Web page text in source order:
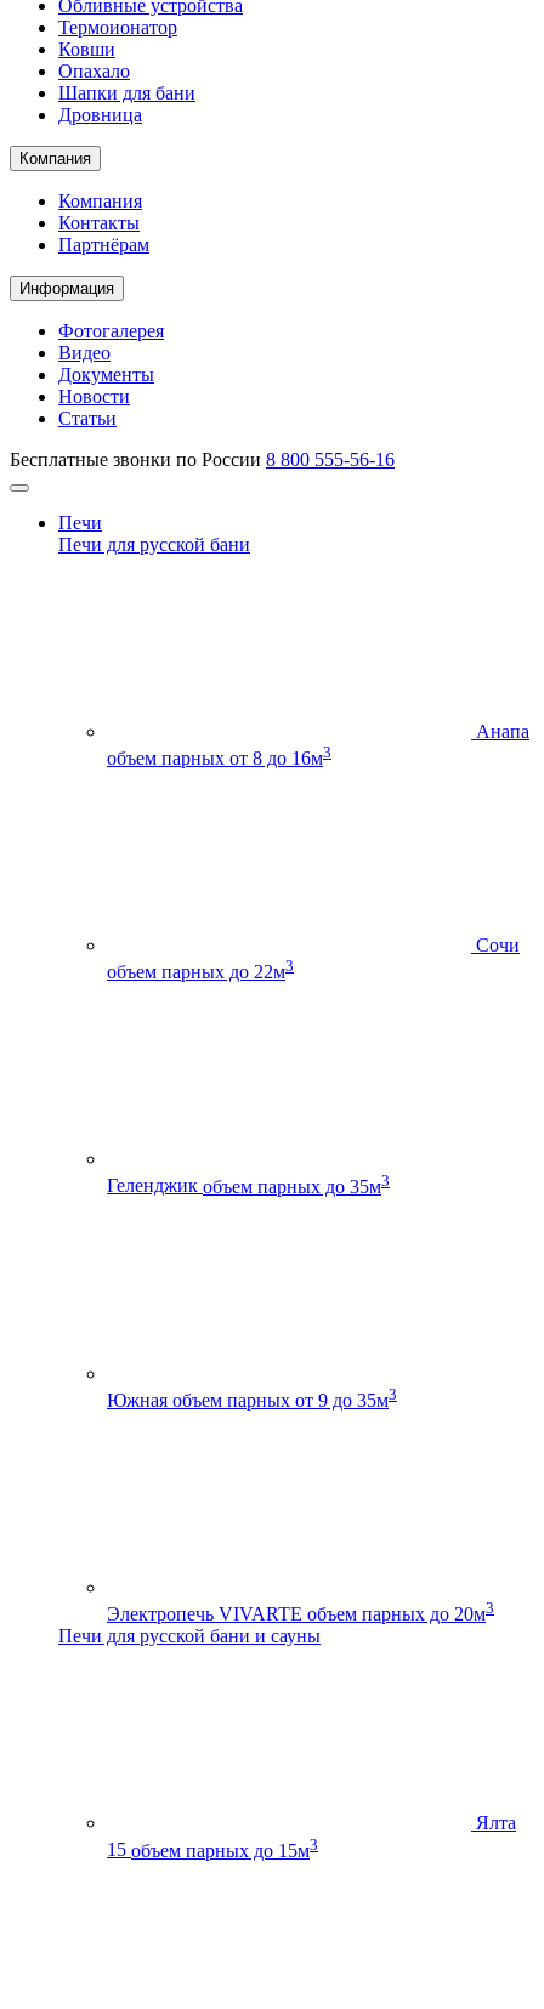
Обливные устройства
Термоионатор
Ковши
Опахало
Шапки для бани
Дровница
Компания
Компания
Контакты
Партнёрам
Информация
Фотогалерея
Видео
Документы
Новости
Статьи
Бесплатные звонки по России 8 800 555-56-16
Печи
Печи для русской бани
Анапа
объем парных от 8 до 16м3
Сочи
объем парных до 22м3
Геленджик объем парных до 35м3
Южная объем парных от 9 до 35м3
Электропечь VIVARTE объем парных до 20м3
Печи для русской бани и сауны
Ялта
15 объем парных до 15м3